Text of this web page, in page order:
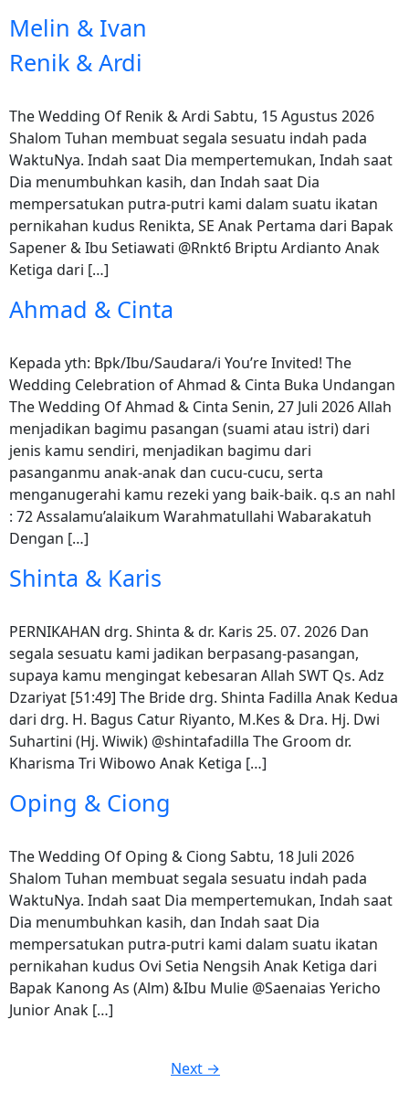
Melin & Ivan
Renik & Ardi
The Wedding Of Renik & Ardi Sabtu, 15 Agustus 2026
Shalom Tuhan membuat segala sesuatu indah pada
WaktuNya. Indah saat Dia mempertemukan, Indah saat
Dia menumbuhkan kasih, dan Indah saat Dia
mempersatukan putra-putri kami dalam suatu ikatan
pernikahan kudus Renikta, SE Anak Pertama dari Bapak
Sapener & Ibu Setiawati @Rnkt6 Briptu Ardianto Anak
Ketiga dari […]
Ahmad & Cinta
Kepada yth: Bpk/Ibu/Saudara/i You’re Invited! The
Wedding Celebration of Ahmad & Cinta Buka Undangan
The Wedding Of Ahmad & Cinta Senin, 27 Juli 2026 Allah
menjadikan bagimu pasangan (suami atau istri) dari
jenis kamu sendiri, menjadikan bagimu dari
pasanganmu anak-anak dan cucu-cucu, serta
menganugerahi kamu rezeki yang baik-baik. q.s an nahl
: 72 Assalamu’alaikum Warahmatullahi Wabarakatuh
Dengan […]
Shinta & Karis
PERNIKAHAN drg. Shinta & dr. Karis 25. 07. 2026 Dan
segala sesuatu kami jadikan berpasang-pasangan,
supaya kamu mengingat kebesaran Allah SWT Qs. Adz
Dzariyat [51:49] The Bride drg. Shinta Fadilla Anak Kedua
dari drg. H. Bagus Catur Riyanto, M.Kes & Dra. Hj. Dwi
Suhartini (Hj. Wiwik) @shintafadilla The Groom dr.
Kharisma Tri Wibowo Anak Ketiga […]
Oping & Ciong
The Wedding Of Oping & Ciong Sabtu, 18 Juli 2026
Shalom Tuhan membuat segala sesuatu indah pada
WaktuNya. Indah saat Dia mempertemukan, Indah saat
Dia menumbuhkan kasih, dan Indah saat Dia
mempersatukan putra-putri kami dalam suatu ikatan
pernikahan kudus Ovi Setia Nengsih Anak Ketiga dari
Bapak Kanong As (Alm) &Ibu Mulie @Saenaias Yericho
Junior Anak […]
Next →